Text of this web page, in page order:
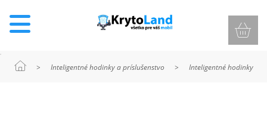
> Inteligentné hodinky a príslušenstvo > Inteligentné hodinky